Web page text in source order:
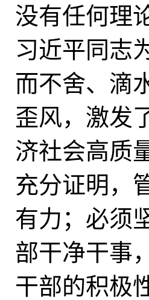
没有任何理
习近平同志
而不舍、滴
歪风，激发
济社会高质
充分证明，
有力；必须
部干净干事
干部的积极